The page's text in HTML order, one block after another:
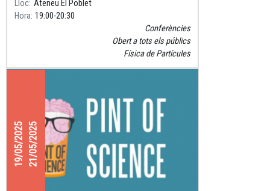
Lloc Ateneu El Poblet
Hora 19:00 20:30
Conferències
Obert a tots els públics
Física de Partícules
19/05/202521/05/2025